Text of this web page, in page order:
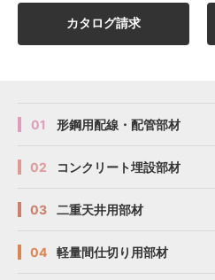
カタログ請求
01 形鋼用配線・配管部材
02 コンクリート埋設部材
03 二重天井用部材
04 軽量間仕切り用部材